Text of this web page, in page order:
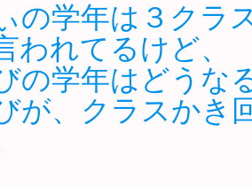
の学年は３クラ
われてるけど、
の学年はどうな
が、クラスかき